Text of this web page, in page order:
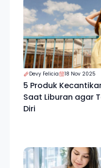
Devy Felicia 18 Nov 2025
5 Produk
Saat Liburan agar
Diri